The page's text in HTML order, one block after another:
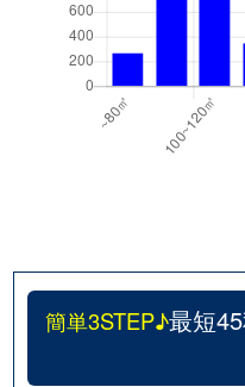
簡単3STEP♪最短